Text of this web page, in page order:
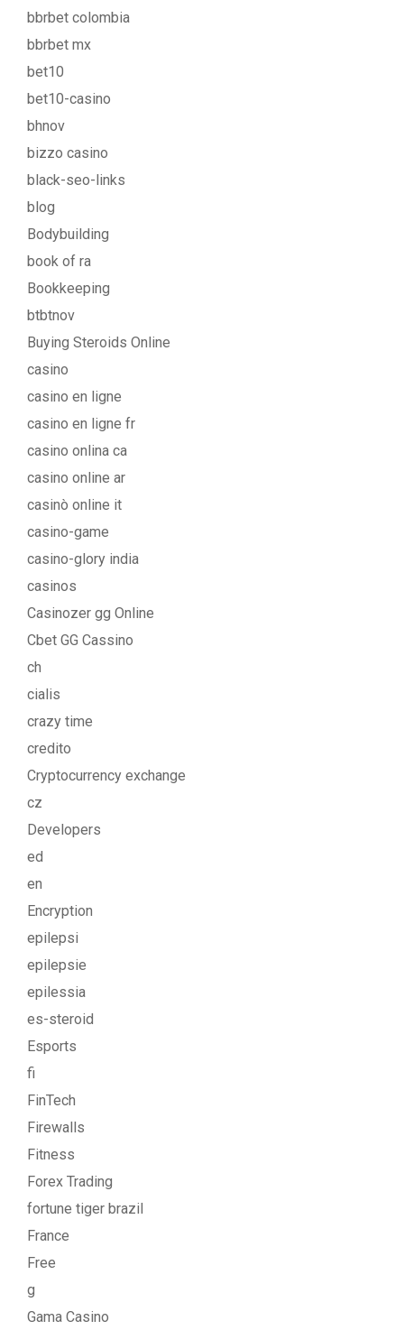
bbrbet colombia
bbrbet mx
bet10
bet10-casino
bhnov
bizzo casino
black-seo-links
blog
Bodybuilding
book of ra
Bookkeeping
btbtnov
Buying Steroids Online
casino
casino en ligne
casino en ligne fr
casino onlina ca
casino online ar
casinò online it
casino-game
casino-glory india
casinos
Casinozer gg Online
Cbet GG Cassino
ch
cialis
crazy time
credito
Cryptocurrency exchange
cz
Developers
ed
en
Encryption
epilepsi
epilepsie
epilessia
es-steroid
Esports
fi
FinTech
Firewalls
Fitness
Forex Trading
fortune tiger brazil
France
Free
g
Gama Casino